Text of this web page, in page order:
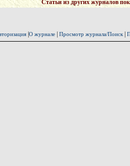
Статьи из других журналов
| О журнале| Просмотр журнала/Поиск|